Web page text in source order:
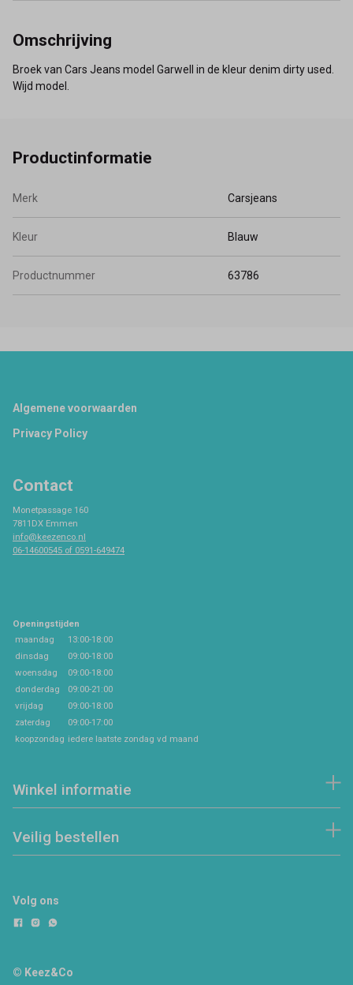
Omschrijving
Broek van Cars Jeans model Garwell in de kleur denim dirty used.
Wijd model.
Productinformatie
Merk Carsjeans
Kleur Blauw
Productnummer 63786
Footer
Algemene voorwaarden
Privacy Policy
Contact
Monetpassage 160
7811DX Emmen
info@keezenco.nl
06-14600545 of 0591-649474
Openingstijden
maandag
13:00-18:00
dinsdag
09:00-18:00
woensdag
09:00-18:00
donderdag
09:00-21:00
vrijdag
09:00-18:00
zaterdag
09:00-17:00
koopzondag iedere laatste zondag vd maand
Winkel informatie
Veilig bestellen
Volg ons
© Keez&Co